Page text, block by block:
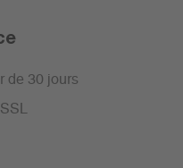
de 30 jours